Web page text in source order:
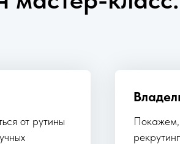
от рутины
Покажем,